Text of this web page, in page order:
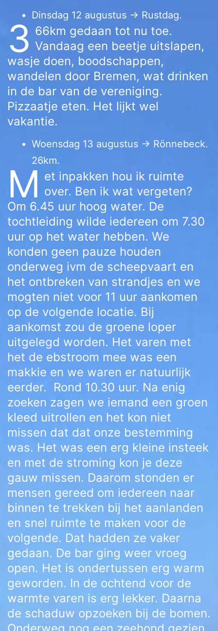
Dinsdag 12 augustus → Rustdag.
3 66km gedaan tot nu toe.
Vandaag een beetje uitslapen,
wasje doen, boodschappen,
wandelen door Bremen, wat drinken
in de bar van de vereniging.
Pizzaatje eten. Het lijkt wel
vakantie.
Woensdag 13 augustus → Rönnebeck.
26km.
M et inpakken hou ik ruimte
over. Ben ik wat vergeten?
Om 6.45 uur hoog water. De
tochtleiding wilde iedereen om 7.30
uur op het water hebben. We
konden geen pauze houden
onderweg ivm de scheepvaart en
het ontbreken van strandjes en we
mogten niet voor 11 uur aankomen
op de volgende locatie. Bij
aankomst zou de groene loper
uitgelegd worden. Het varen met
het de ebstroom mee was een
makkie en we waren er natuurlijk
eerder. Rond 10.30 uur. Na enig
zoeken zagen we iemand een groen
kleed uitrollen en het kon niet
missen dat dat onze bestemming
was. Het was een erg kleine insteek
en met de stroming kon je deze
gauw missen. Daarom stonden er
mensen gereed om iedereen naar
binnen te trekken bij het aanlanden
en snel ruimte te maken voor de
volgende. Dat hadden ze vaker
gedaan. De bar ging weer vroeg
open. Het is ondertussen erg warm
geworden. In de ochtend voor de
warmte varen is erg lekker. Daarna
de schaduw opzoeken bij de bomen.
Onderweg nog een zeehond gezien.